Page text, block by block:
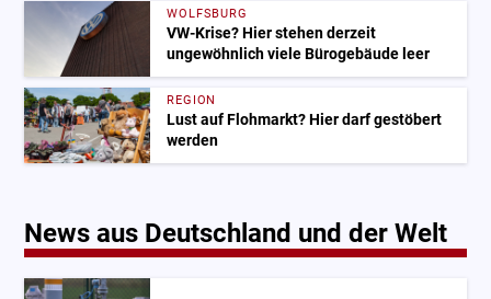
WOLFSBURG
VW-Krise? Hier stehen derzeit
ungewöhnlich viele Bürogebäude leer
REGION
Lust auf Flohmarkt? Hier darf gestöbert
werden
News aus Deutschland und der Welt